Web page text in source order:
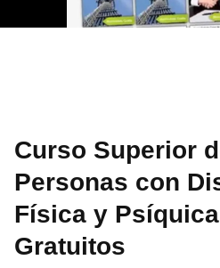
Curso Superior
Personas con
Física y
Gratuitos